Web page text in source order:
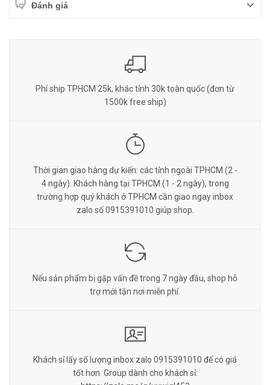
Đánh giá
Phí ship TPHCM 25k, khác tỉnh 30k toàn quốc (đơn từ
1500k free ship)
Thời gian giao hàng dự kiến: các tỉnh ngoài TPHCM (2 -
4 ngày). Khách hàng tại TPHCM (1 - 2 ngày), trong
trường hợp quý khách ở TPHCM cần giao ngay inbox
zalo số 0915391010 giúp shop.
Nếu sản phẩm bị gặp vấn đề trong 7 ngày đầu, shop hỗ
trợ mới tận nơi miễn phí.
Khách sỉ lấy số lượng inbox zalo 0915391010 để có giá
tốt hơn. Group dành cho khách sỉ: